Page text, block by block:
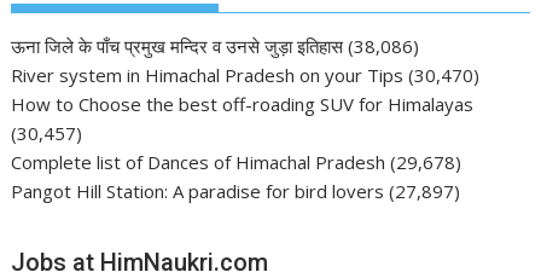
ऊना जिले के पाँच प्रमुख मन्दिर व उनसे जुड़ा इतिहास (38,086)
River system in Himachal Pradesh on your Tips (30,470)
How to Choose the best off-roading SUV for Himalayas
(30,457)
Complete list of Dances of Himachal Pradesh (29,678)
Pangot Hill Station: A paradise for bird lovers (27,897)
Jobs at HimNaukri.com